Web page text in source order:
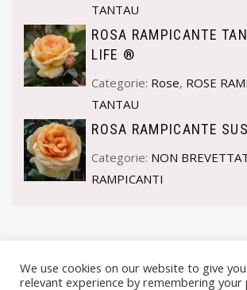
TANTAU
ROSA RAMPICANTE
LIFE ®
Categorie: Rose, ROSE
TANTAU
ROSA RAMPICANTE
Categorie: NON
RAMPICANTI
We use cookies on our website to give
relevant experience by remembering your